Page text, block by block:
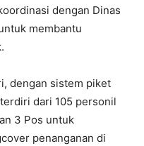
dengan Dinas
membantu
dengan sistem piket
dari 105 personil
3 Pos untuk
penanganan di